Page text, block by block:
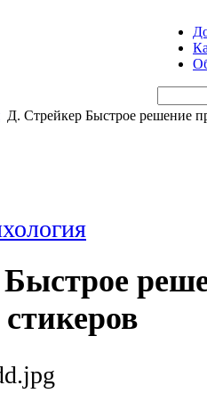
Д. Стрейкер Быстрое решение